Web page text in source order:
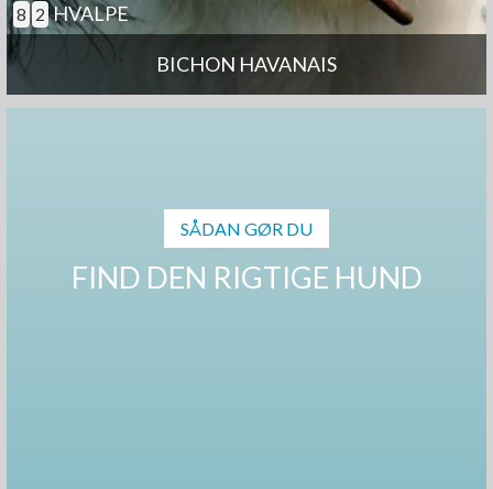
BICHON HAVANAIS
8 2 HVALPE
SÅDAN GØR DU
FIND DEN RIGTIGE HUND